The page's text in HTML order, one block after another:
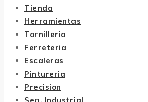
Tienda
Herramientas
Tornilleria
Ferreteria
Escaleras
Pintureria
Precision